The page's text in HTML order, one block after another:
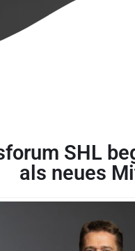
SHL
als neues